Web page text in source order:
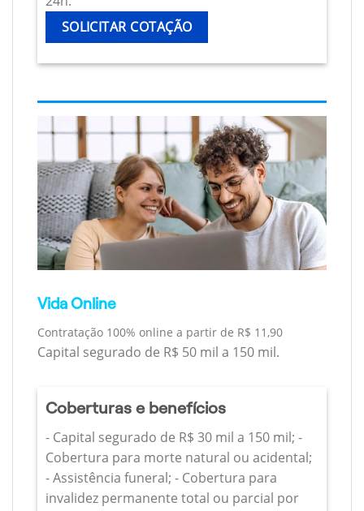
SOLICITAR COTAÇÃO
Vida Online
Contratação 100% online a partir de R$ 11,90
Capital segurado de R$ 50 mil a 150 mil.
Coberturas e benefícios
- Capital segurado de R$ 30 mil a 150 mil; -
Cobertura para morte natural ou acidental;
- Assistência funeral; - Cobertura para
invalidez permanente total ou parcial por